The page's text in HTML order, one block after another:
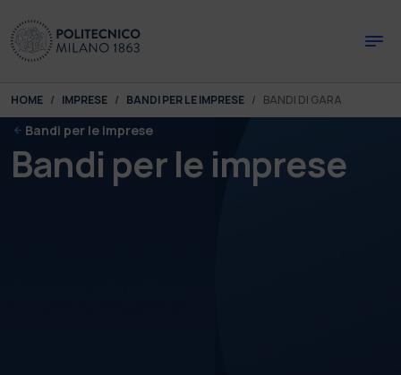
You are here:
HOME IMPRESE BANDI PER LE IMPRESE BANDI DI GARA
Bandi per le imprese
Bandi per le imprese